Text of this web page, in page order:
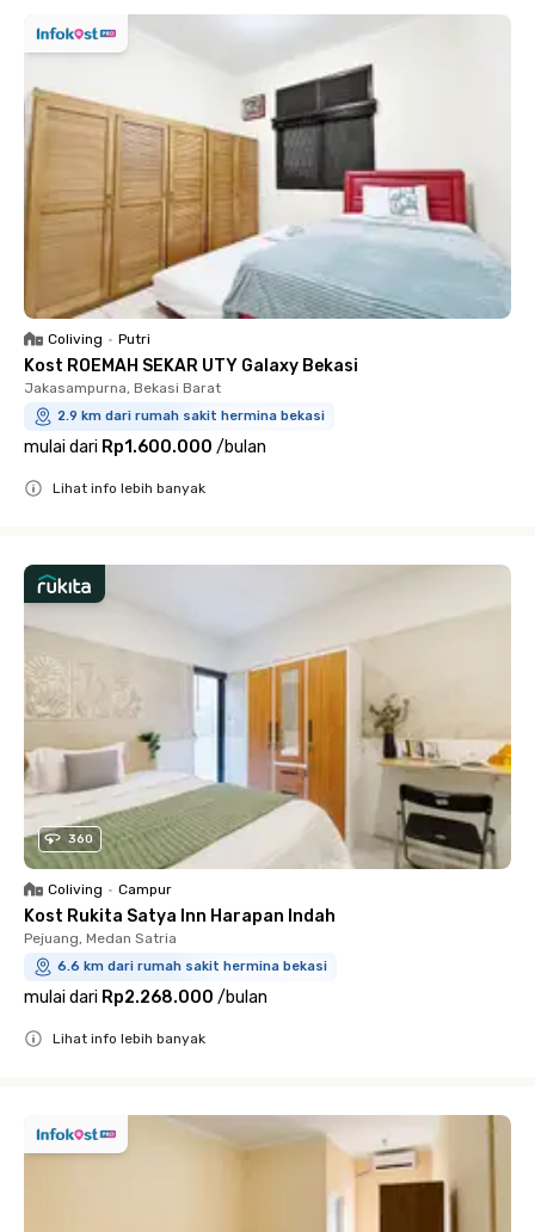
Coliving • Putri
Kost ROEMAH SEKAR UTY Galaxy Bekasi
Jakasampurna, Bekasi Barat
2.9 km dari rumah sakit hermina bekasi
mulai dari Rp1.600.000 /bulan
Lihat info lebih banyak
360
Coliving • Campur
Kost Rukita Satya Inn Harapan Indah
Pejuang, Medan Satria
6.6 km dari rumah sakit hermina bekasi
mulai dari Rp2.268.000 /bulan
Lihat info lebih banyak